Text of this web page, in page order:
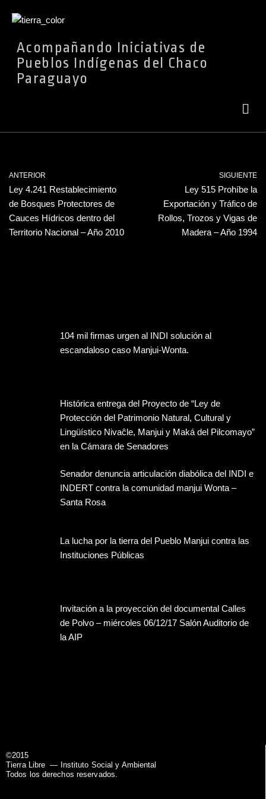
contenido
Acompañando Iniciativas de
Pueblos Indígenas del Chaco
Paraguayo
ANTERIOR
Ley 4.241 Restablecimiento
de Bosques Protectores de
Cauces Hídricos dentro del
Territorio Nacional – Año 2010
SIGUIENTE
Ley 515 Prohíbe la
Exportación y Tráfico de
Rollos, Trozos y Vigas de
Madera – Año 1994
104 mil firmas urgen al INDI solución al
escandaloso caso Manjui-Wonta.
Histórica entrega del Proyecto de “Ley de
Protección del Patrimonio Natural, Cultural y
Lingüístico Nivaĉle, Manjui y Maká del Pilcomayo”
en la Cámara de Senadores
Senador denuncia articulación diabólica del INDI e
INDERT contra la comunidad manjui Wonta –
Santa Rosa
La lucha por la tierra del Pueblo Manjui contra las
Instituciones Públicas
Invitación a la proyección del documental Calles
de Polvo – miércoles 06/12/17 Salón Auditorio de
la AIP
©2015
Tierra Libre— Instituto Social y Ambiental
Todos los derechos reservados.